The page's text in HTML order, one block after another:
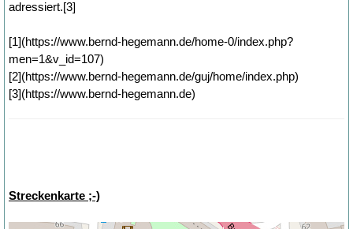
adressiert.[3]
[1](https://www.bernd-hegemann.de/home-0/index.php?
men=1&v_id=107)
[2](https://www.bernd-hegemann.de/guj/home/index.php)
[3](https://www.bernd-hegemann.de)
Streckenkarte ;-)